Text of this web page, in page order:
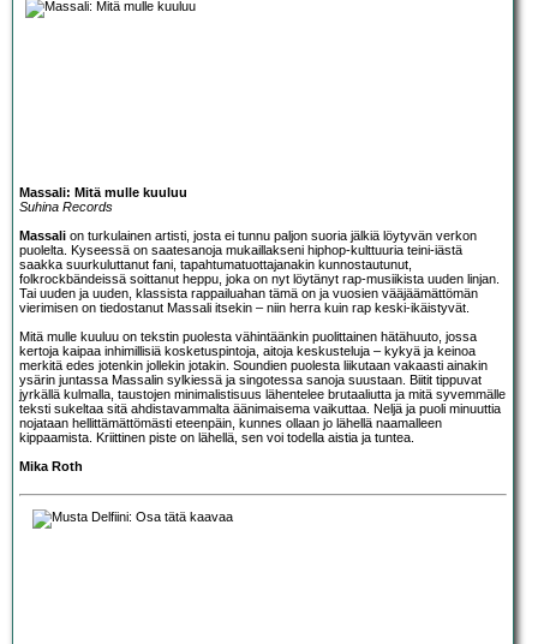
Massali: Mitä mulle kuuluu
Suhina Records
Massali on turkulainen artisti, josta ei tunnu paljon suoria jälkiä löytyvän verkon
puolelta. Kyseessä on saatesanoja mukaillakseni hiphop-kulttuuria teini-iästä
saakka suurkuluttanut fani, tapahtumatuottajanakin kunnostautunut,
folkrockbändeissä soittanut heppu, joka on nyt löytänyt rap-musiikista uuden linjan.
Tai uuden ja uuden, klassista rappailuahan tämä on ja vuosien vääjäämättömän
vierimisen on tiedostanut Massali itsekin – niin herra kuin rap keski-ikäistyvät.
Mitä mulle kuuluu on tekstin puolesta vähintäänkin puolittainen hätähuuto, jossa
kertoja kaipaa inhimillisiä kosketuspintoja, aitoja keskusteluja – kykyä ja keinoa
merkitä edes jotenkin jollekin jotakin. Soundien puolesta liikutaan vakaasti ainakin
ysärin juntassa Massalin sylkiessä ja singotessa sanoja suustaan. Biitit tippuvat
jyrkällä kulmalla, taustojen minimalistisuus lähentelee brutaaliutta ja mitä syvemmälle
teksti sukeltaa sitä ahdistavammalta äänimaisema vaikuttaa. Neljä ja puoli minuuttia
nojataan hellittämättömästi eteenpäin, kunnes ollaan jo lähellä naamalleen
kippaamista. Kriittinen piste on lähellä, sen voi todella aistia ja tuntea.
Mika Roth